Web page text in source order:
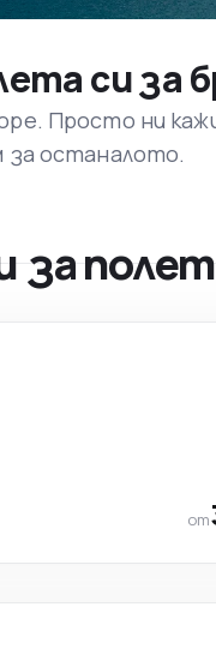
си за
Просто ни
за останалото.
от